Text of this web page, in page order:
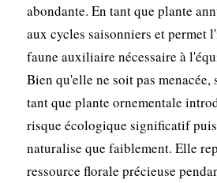
abondante. En tant que plante
aux cycles saisonniers et permet
faune auxiliaire nécessaire à
Bien qu'elle ne soit pas
tant que plante ornementale
risque écologique significatif
naturalise que faiblement. Elle
ressource florale précieuse